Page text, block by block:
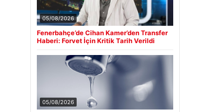
05/08/2026
Fenerbahçe’de Cihan Kamer’den Transfer
Haberi: Forvet İçin Kritik Tarih Verildi
05/08/2026